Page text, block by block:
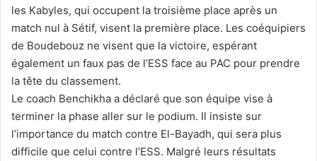
les Kabyles, qui occupent la troisième place après un
match nul à Sétif, visent la première place. Les coéquipiers
de Boudebouz ne visent que la victoire, espérant
également un faux pas de l’ESS face au PAC pour prendre
la tête du classement.
Le coach Benchikha a déclaré que son équipe vise à
terminer la phase aller sur le podium. Il insiste sur
l’importance du match contre El-Bayadh, qui sera plus
difficile que celui contre l’ESS. Malgré leurs résultats